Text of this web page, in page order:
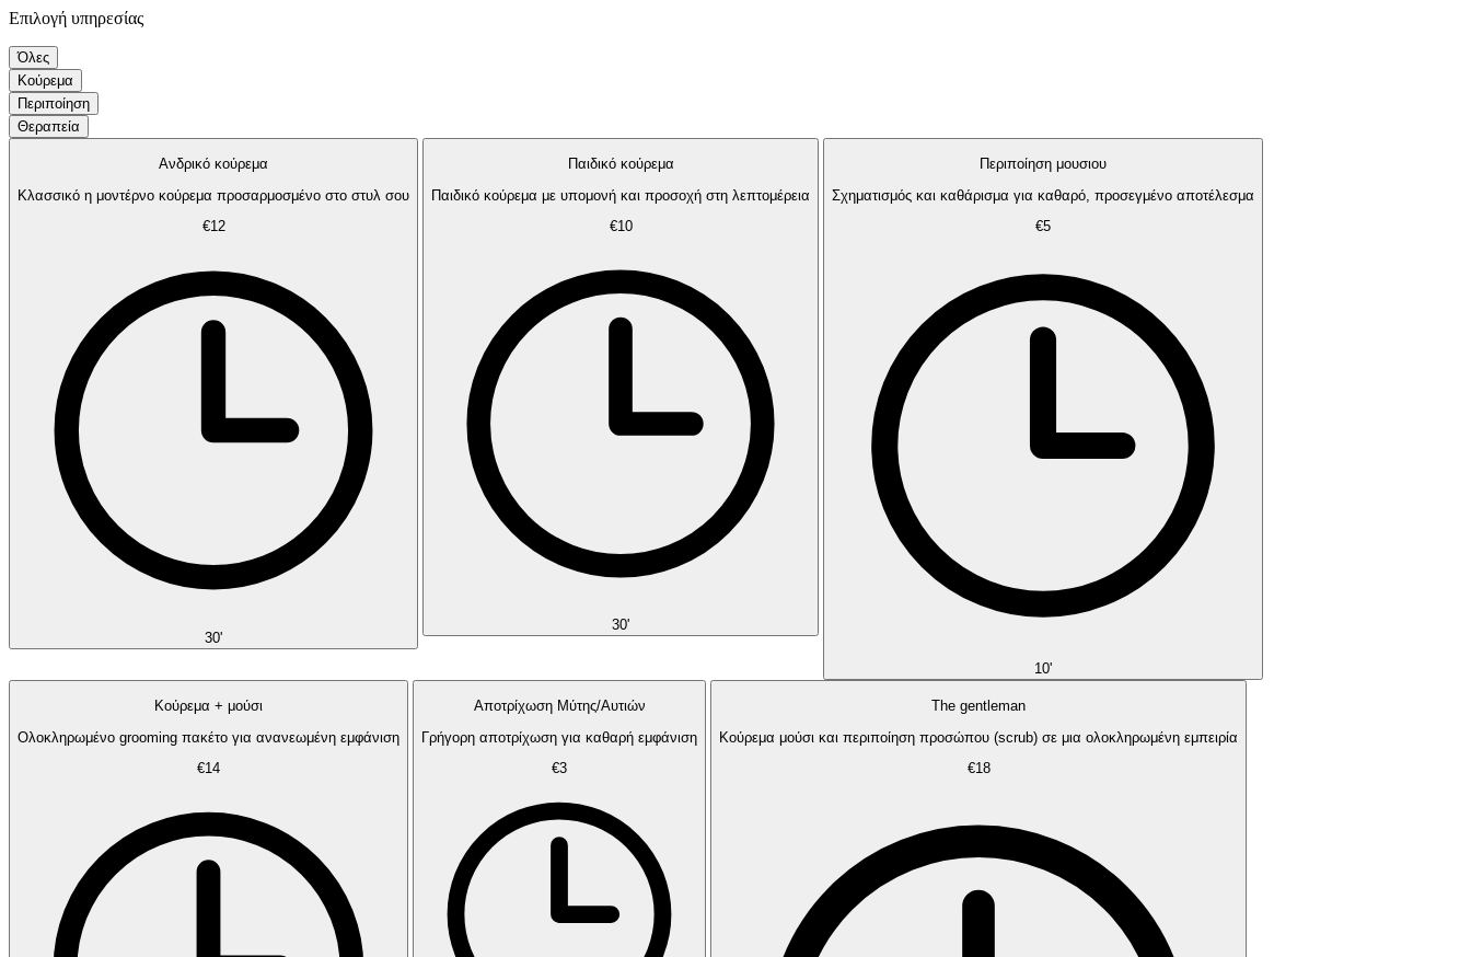
Επιλογή υπηρεσίας
Όλες
Κούρεμα
Περιποίηση
Θεραπεία
Ανδρικό κούρεμα
Κλασσικό η μοντέρνο κούρεμα προσαρμοσμένο στο στυλ σου
€12
30'
Παιδικό κούρεμα
Παιδικό κούρεμα με υπομονή και προσοχή στη λεπτομέρεια
€10
30'
Περιποίηση μουσιου
Σχηματισμός και καθάρισμα για καθαρό, προσεγμένο αποτέλεσμα
€5
10'
Κούρεμα + μούσι
Ολοκληρωμένο grooming πακέτο για ανανεωμένη εμφάνιση
€14
Αποτρίχωση Μύτης/Αυτιών
Γρήγορη αποτρίχωση για καθαρή εμφάνιση
€3
The gentleman
Κούρεμα μούσι και περιποίηση προσώπου (scrub) σε μια ολοκληρωμένη εμπειρία
€18